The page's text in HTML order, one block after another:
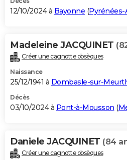
12/10/2024 à Bayonne (Pyrénées-
Madeleine JACQUINET
Créer une cagnotte obsèques
Naissance
25/12/1941 à Dombasle-sur-
Décès
03/10/2024 à Pont-à-Mousson (
Daniele JACQUINET (84
Créer une cagnotte obsèques